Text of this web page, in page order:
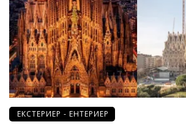
ЕКСТЕРИЕР - ЕНТЕРИЕР